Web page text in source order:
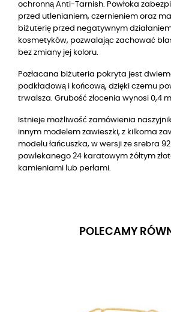
ochronną Anti-Tarnish. Powłoka
przed utlenianiem, czernieniem oraz
biżuterię przed negatywnym
kosmetyków, pozwalając zachować
bez zmiany jej koloru.
Pozłacana biżuteria pokryta jest
podkładową i końcową, dzięki czemu
trwalsza. Grubość złocenia wynosi 0,4
Istnieje możliwość zamówienia
innym modelem zawieszki, z kilkoma
modelu łańcuszka, w wersji ze srebra
powlekanego 24 karatowym żółtym
kamieniami lub perłami.
POLECAMY